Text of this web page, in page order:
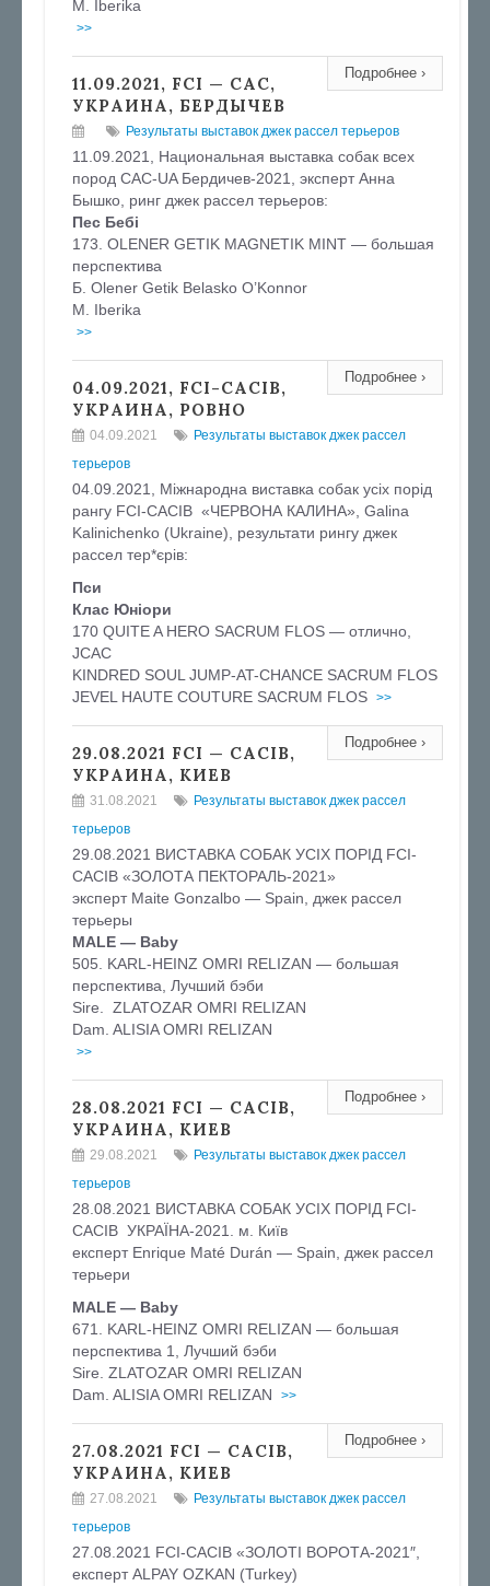
М. Iberika
>>
Подробнее ›
11.09.2021, FCI — CAC,
УКРАИНА, БЕРДЫЧЕВ
Результаты выставок джек рассел терьеров
11.09.2021, Национальная выставка собак всех
пород CAC-UA Бердичев-2021, эксперт Анна
Бышко, ринг джек рассел терьеров:
Пес Бебі
173. OLENER GETIK MAGNETIK MINT — большая
перспектива
Б. Olener Getik Belasko O’Konnor
М. Iberika
>>
Подробнее ›
04.09.2021, FCI-САСIB,
УКРАИНА, РОВНО
04.09.2021
Результаты выставок джек рассел
терьеров
04.09.2021, Міжнародна виставка собак усіх порід
рангу FCI-САСIB «ЧЕРВОНА КАЛИНА», Galina
Kalinichenko (Ukraine), результати рингу джек
рассел тер*єрів:
Пси
Клас Юнiори
170 QUITE A HERO SACRUM FLOS — отлично,
JCAC
KINDRED SOUL JUMP-AT-CHANCE SACRUM FLOS
JEVEL HAUTE COUTURE SACRUM FLOS >>
Подробнее ›
29.08.2021 FCI — CACIB,
УКРАИНА, КИЕВ
31.08.2021
Результаты выставок джек рассел
терьеров
29.08.2021 ВИСТАВКА СОБАК УСІХ ПОРІД FCI-
CACIB «ЗОЛОТА ПЕКТОРАЛЬ-2021»
эксперт Maite Gonzalbo — Spain, джек рассел
терьеры
MALE — Baby
505. KARL-HEINZ OMRI RELIZAN — большая
перспектива, Лучший бэби
Sire. ZLATOZAR OMRI RELIZAN
Dam. ALISIA OMRI RELIZAN
>>
Подробнее ›
28.08.2021 FCI — CACIB,
УКРАИНА, КИЕВ
29.08.2021
Результаты выставок джек рассел
терьеров
28.08.2021 ВИСТАВКА СОБАК УСІХ ПОРІД FCI-
CACIB УКРАЇНА-2021. м. Київ
експерт Enrique Maté Durán — Spain, джек рассел
терьери
MALE — Baby
671. KARL-HEINZ OMRI RELIZAN — большая
перспектива 1, Лучший бэби
Sire. ZLATOZAR OMRI RELIZAN
Dam. ALISIA OMRI RELIZAN
>>
Подробнее ›
27.08.2021 FCI — CACIB,
УКРАИНА, КИЕВ
27.08.2021
Результаты выставок джек рассел
терьеров
27.08.2021 FCI-CACIB «ЗОЛОТІ ВОРОТА-2021″,
експерт ALPAY OZKAN (Turkey)